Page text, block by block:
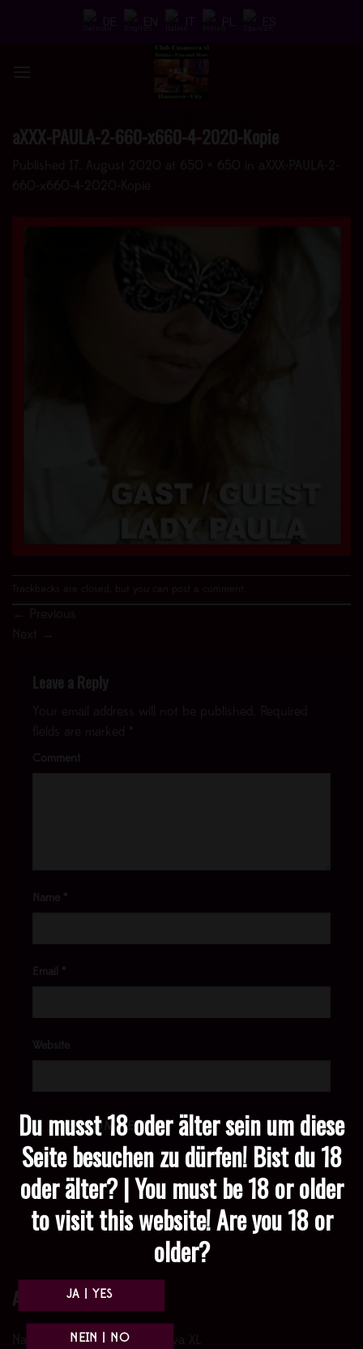
Du musst 18 oder älter sein um diese
Seite besuchen zu dürfen! Bist du 18
oder älter? | You must be 18 or older
to visit this website! Are you 18 or
older?
aXXX-PAULA-2-660-x660-4-2020-Kopie
Published 17. August 2020 at 650 × 650
aXXX-PAULA-2-
660-x660-4-2020-Kopie
Trackbacks are closed, but you can post a comment
←
Previous
Next
→
Leave a Reply
Your email address will not be published.
Required
fields are marked
*
Comment
Name *
Email *
Website
Anfahrt
Nachtclub Hannover Casanova XL